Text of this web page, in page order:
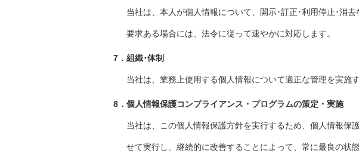
当社は、本人が個人情報について、開示･訂正･利用停止･消
要求ある場合には、法令に従って速やかに対応します。
7．組織･体制
当社は、業務上使用する個人情報について適正な管理を実施
8．個人情報保護コンプライアンス・プログラムの策定・実施
当社は、この個人情報保護方針を実行するため、個人情報保
せて実行し、継続的に改善することによって、常に最良の状